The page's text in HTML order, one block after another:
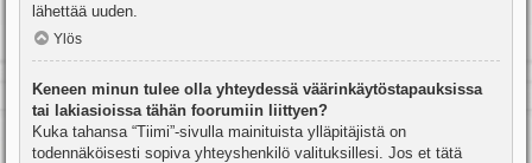
lähettää uuden.
Ylös
Keneen minun tulee olla yhteydessä väärinkäytöstapauksissa
tai lakiasioissa tähän foorumiin liittyen?
Kuka tahansa “Tiimi”-sivulla mainituista ylläpitäjistä on
todennäköisesti sopiva yhteyshenkilö valituksillesi. Jos et tätä